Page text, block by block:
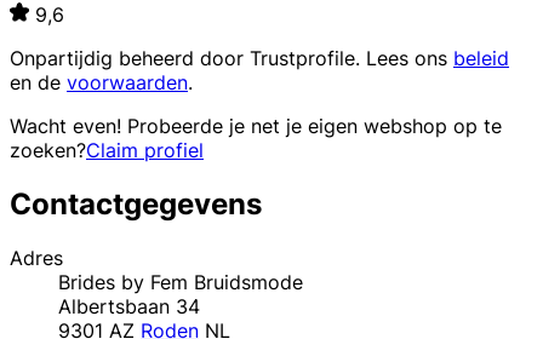
9,6
Onpartijdig beheerd door Trustprofile. Lees ons beleid
en de voorwaarden.
Wacht even! Probeerde je net je eigen webshop op te
zoeken?Claim profiel
Contactgegevens
Adres
Brides by Fem Bruidsmode
Albertsbaan 34
9301 AZ Roden NL